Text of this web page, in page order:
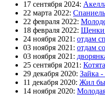
17 сентября 2024:
22 марта 2022:
22 февраля 2022:
18 февраля 2022: Щенки
24 ноября 2021: отдам
03 ноября 2021: отдам
03 ноября 2021:
25 сентября 2021:
29 декабря 2020: Зайка
11 декабря 2020: Жил
14 ноября 2020: